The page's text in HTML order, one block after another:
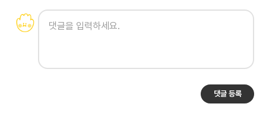
댓글 등록